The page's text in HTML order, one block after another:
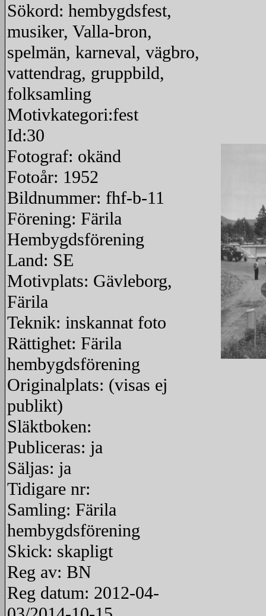
Sökord: hembygdsfest,
musiker, Valla-bron,
spelmän, karneval, vägbro,
vattendrag, gruppbild,
folksamling
Motivkategori:fest
Id:30
Fotograf: okänd
Fotoår: 1952
Bildnummer: fhf-b-11
Förening: Färila
Hembygdsförening
Land: SE
Motivplats: Gävleborg,
Färila
Teknik: inskannat foto
Rättighet: Färila
hembygdsförening
Originalplats: (visas ej
publikt)
Släktboken:
Publiceras: ja
Säljas: ja
Tidigare nr:
Samling: Färila
hembygdsförening
Skick: skapligt
Reg av: BN
Reg datum: 2012-04-